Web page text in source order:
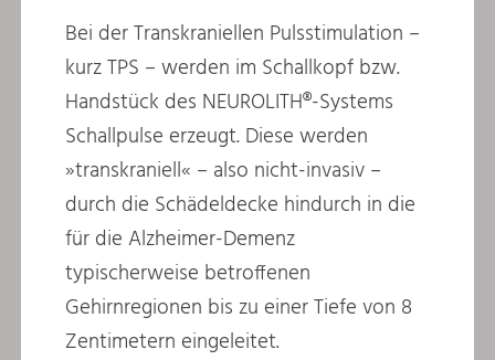
Bei der Transkraniellen Pulsstimulation –
kurz TPS – werden im Schallkopf bzw.
Handstück des NEUROLITH®-Systems
Schallpulse erzeugt. Diese werden
»transkraniell« – also nicht-invasiv –
durch die Schädeldecke hindurch in die
für die Alzheimer-Demenz
typischerweise betroffenen
Gehirnregionen bis zu einer Tiefe von 8
Zentimetern eingeleitet.